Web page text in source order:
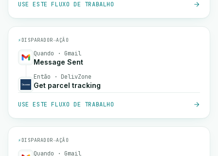
USE ESTE FLUXO DE TRABALHO
⚡ DISPARADOR→AÇÃO
Quando · Gmail
Message Sent
Então · DelivZone
Get parcel tracking
USE ESTE FLUXO DE TRABALHO
⚡ DISPARADOR→AÇÃO
Quando · Gmail